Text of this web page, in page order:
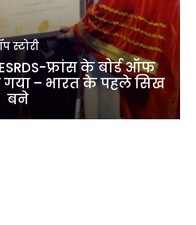
स्टोरी
फ्रांस के बोर्ड ऑफ
गया – भारत के पहले सिख
बने